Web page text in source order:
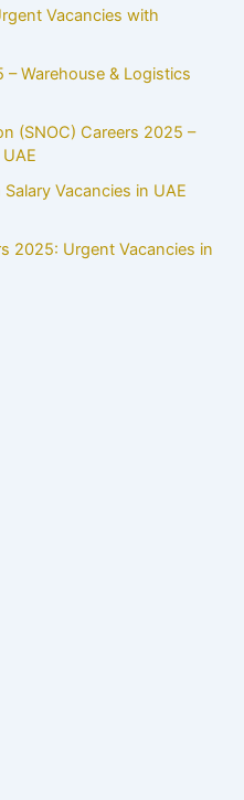
Vacancies with
– Warehouse & Logistics
(SNOC) Careers 2025 –
Vacancies in UAE
2025: Urgent Vacancies in